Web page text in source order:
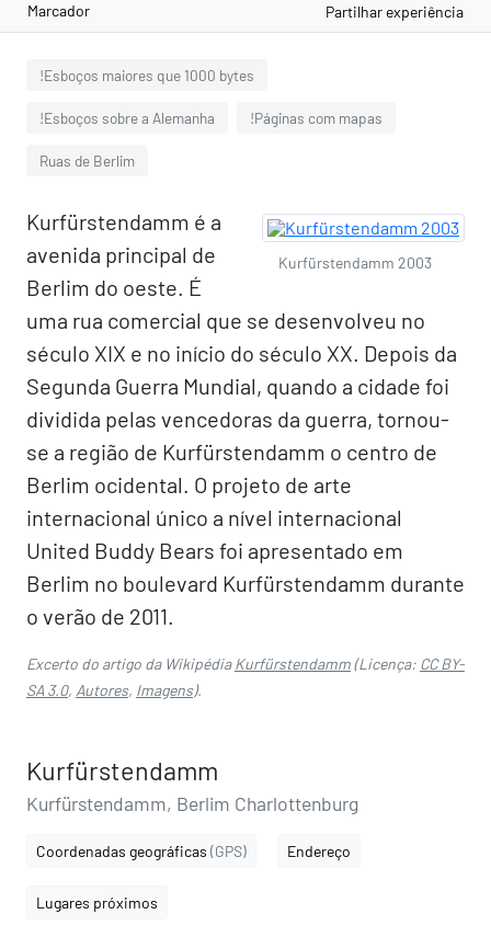
Marcador Partilhar experiência
!Esboços maiores que 1000 bytes
!Esboços sobre a Alemanha !Páginas com mapas
Ruas de Berlim
Kurfürstendamm 2003
Kurfürstendamm é a
avenida principal de
Berlim do oeste. É
uma rua comercial que se desenvolveu no
século XIX e no início do século XX. Depois da
Segunda Guerra Mundial, quando a cidade foi
dividida pelas vencedoras da guerra, tornou-
se a região de Kurfürstendamm o centro de
Berlim ocidental. O projeto de arte
internacional único a nível internacional
United Buddy Bears foi apresentado em
Berlim no boulevard Kurfürstendamm durante
o verão de 2011.
Excerto do artigo da WikipédiaKurfürstendamm(Licença: CC BY-
SA 3.0, Autores, Imagens).
Kurfürstendamm
Kurfürstendamm, Berlim Charlottenburg
Coordenadas geográficas (GPS) Endereço
Lugares próximos